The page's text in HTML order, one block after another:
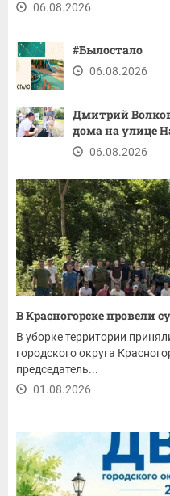
06.08.2026
#Былостало
06.08.2026
Дмитрий
дома на улице
06.08.2026
В Красногорске провели
В уборке территории
городского округа
председатель...
01.08.2026